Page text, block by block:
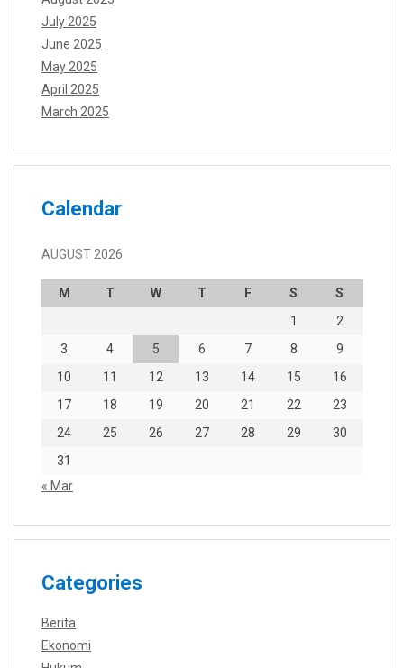
July 2025
June 2025
May 2025
April 2025
March 2025
Calendar
AUGUST 2026
M T W T F S
S
1
2
3
4 5 6 7 8
9
10
11 12 13 14 15
16
17
18 19 20 21 22
23
24
25 26 27 28 29
30
31
« Mar
Categories
Berita
Ekonomi